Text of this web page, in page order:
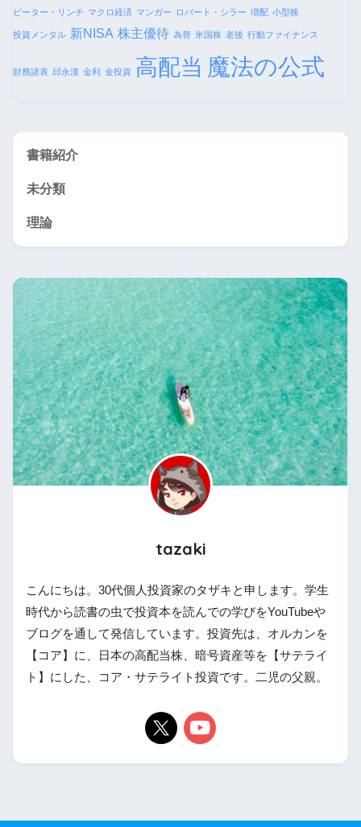
ピーター・リンチ マクロ経済 マンガー ロバート・シラー 増配 小型株
投資メンタル 新NISA 株主優待 為替 米国株 老後 行動ファイナンス
財務諸表 邱永漢 金利 金投資 高配当 魔法の公式
書籍紹介
未分類
理論
tazaki
こんにちは。30代個人投資家のタザキと申します。学生
時代から読書の虫で投資本を読んでの学びをYouTubeや
ブログを通して発信しています。投資先は、オルカンを
【コア】に、日本の高配当株、暗号資産等を【サテライ
ト】にした、コア・サテライト投資です。二児の父親。